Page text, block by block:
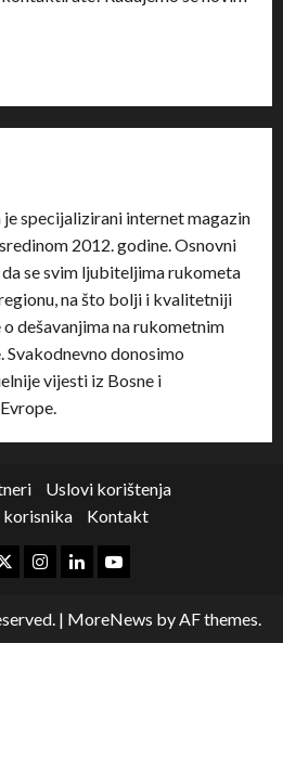
specijalizirani internet magazin
2012. godine. Osnovni
se svim ljubiteljima rukometa
na što bolji i kvalitetniji
dešavanjima na rukometnim
donosimo
vijesti iz Bosne i
Uslovi korištenja
Kontakt
| MoreNews by AF themes.